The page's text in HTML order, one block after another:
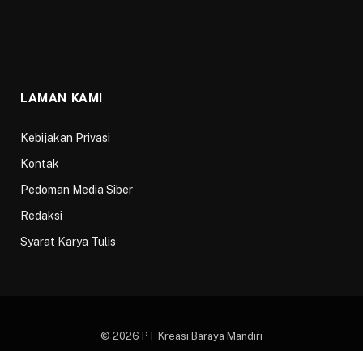
LAMAN KAMI
Kebijakan Privasi
Kontak
Pedoman Media Siber
Redaksi
Syarat Karya Tulis
© 2026 PT Kreasi Baraya Mandiri